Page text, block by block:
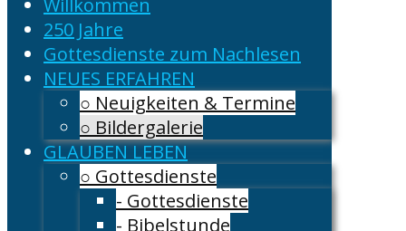
Willkommen
250 Jahre
Gottesdienste zum Nachlesen
NEUES ERFAHREN
○ Neuigkeiten & Termine
○ Bildergalerie
GLAUBEN LEBEN
○ Gottesdienste
- Gottesdienste
- Bibelstunde